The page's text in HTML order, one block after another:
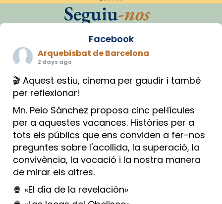
Seguiu-nos
Facebook
Arquebisbat de Barcelona
2 days ago
🎬 Aquest estiu, cinema per gaudir i també
per reflexionar!
Mn. Peio Sánchez proposa cinc pel·lícules
per a aquestes vacances. Històries per a
tots els públics que ens conviden a fer-nos
preguntes sobre l'acollida, la superació, la
convivència, la vocació i la nostra manera
de mirar els altres.
🍿 «El día de la revelación»